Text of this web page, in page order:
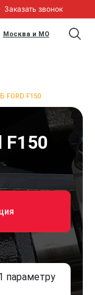
Заказать звонок
Москва и МО
FORD F150
F150
параметру